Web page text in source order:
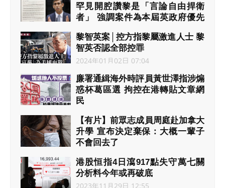
罕見開腔讚黎是「言論自由捍衛
者」 強調案件為本屆英政府優先
2024年01月10日 07:06
黎智英案│控方指黎屬激進人士 黎
智英否認全部控罪
2024年01月02日 07:04
廉署通緝海外時評員黃世澤指涉煽
惑杯葛區選 拘控在港轉貼文章網
民
2023年12月05日 09:02
【有片】前眾志成員周庭赴加拿大
升學 宣布決定棄保：大概一輩子
不會回去了
2023年12月03日 20:22
港股恒指4日瀉917點失守萬七關
分析料今年或再破底
2023年11月29日 12:55